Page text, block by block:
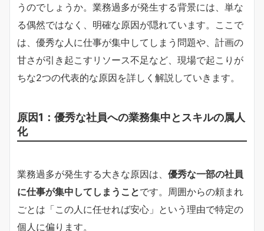
うのでしょうか。業務過多が発生する背景には、単な
る偶然ではなく、明確な原因が隠れています。ここで
は、優秀な人に仕事が集中してしまう問題や、計画の
甘さが引き起こすリソース不足など、現場で起こりが
ちな2つの代表的な原因を詳しく解説していきます。
原因1：優秀な社員への業務集中とスキルの属人
化
業務過多が発生する大きな原因は、 優秀な一部の社員
に仕事が集中してしまうことです。周囲からの頼まれ
ごとは「この人に任せれば安心」という理由で特定の
個人に偏ります。